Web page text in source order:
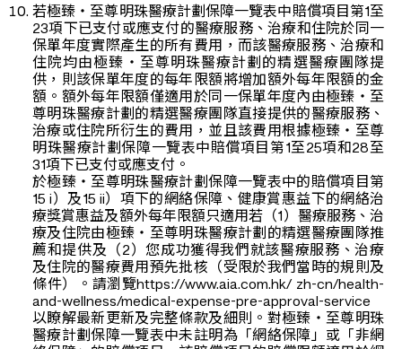
若極臻‧至尊明珠醫療計劃保障一覽表中賠償項目第1至
23項下已支付或應支付的醫療服務、治療和住院於同一
保單年度實際產生的所有費用，而該醫療服務、治療和
住院均由極臻‧至尊明珠醫療計劃的精選醫療團隊提
供，則該保單年度的每年限額將增加額外每年限額的金
額。額外每年限額僅適用於同一保單年度內由極臻‧至
尊明珠醫療計劃的精選醫療團隊直接提供的醫療服務、
治療或住院所衍生的費用，並且該費用根據極臻‧至尊
明珠醫療計劃保障一覽表中賠償項目第1至25項和28至
31項下已支付或應支付。
於極臻‧至尊明珠醫療計劃保障一覽表中的賠償項目第
15 i）及15 ii）項下的網絡保障、健康賞惠益下的網絡治
療獎賞惠益及額外每年限額只適用若（1）醫療服務、治
療及住院由極臻‧至尊明珠醫療計劃的精選醫療團隊推
薦和提供及（2）您成功獲得我們就該醫療服務、治療
及住院的醫療費用預先批核（受限於我們當時的規則及
條件）。請瀏覽https://www.aia.com.hk/ zh-cn/health-
and-wellness/medical-expense-pre-approval-service
以瞭解最新更新及完整條款及細則。對極臻‧至尊明珠
醫療計劃保障一覽表中未註明為「網絡保障」或「非網